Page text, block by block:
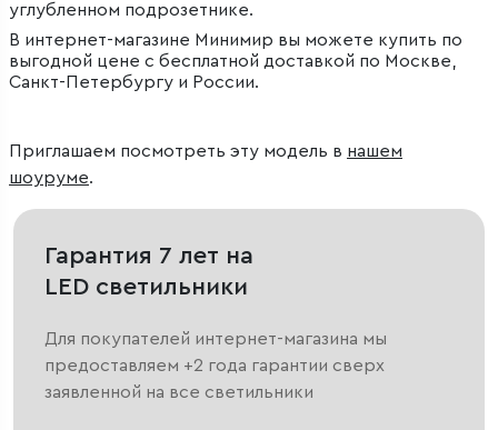
углубленном подрозетнике.
В интернет-магазине Минимир вы можете купить по
выгодной цене с бесплатной доставкой по Москве,
Санкт-Петербургу и России.
Приглашаем посмотреть эту модель в нашем
шоуруме.
Гарантия 7 лет на
LED светильники
Для покупателей интернет-магазина мы
предоставляем +2 года гарантии сверх
заявленной на все светильники